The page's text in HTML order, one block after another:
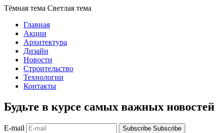
Тёмная тема Светлая тема
Главная
Акции
Архитектура
Дизайн
Новости
Строительство
Технологии
Контакты
Будьте в курсе самых важных новостей
E-mail Subscribe Subscribe